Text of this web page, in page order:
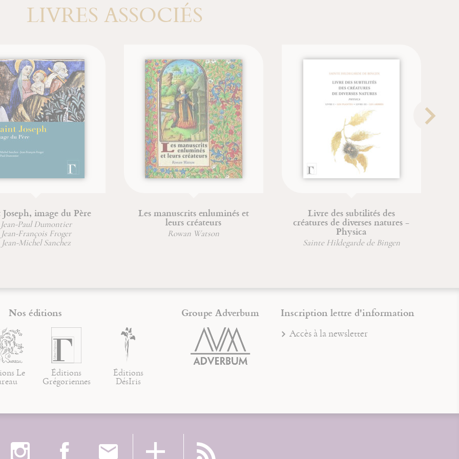
LIVRES ASSOCIÉS
Les manuscrits enluminés et
leurs créateurs
Rowan Watson
Livre des subtilités des
créatures de diverses natures -
Le Sabre japonais
Gregory Irvine
Nos éditions
Le Éditions
Grégoriennes
Éditions
DésIris
Groupe Adverbum Inscription lettre d'information
Accès à la newsletter